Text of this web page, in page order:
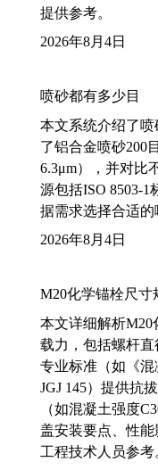
提供参考。
2026年8月4日
喷砂都有多少目
本文系统介绍了
了铝合金喷砂200
6.3μm），并对比
源包括ISO 8503-
据需求选择合适的
2026年8月4日
M20化学锚栓尺
本文详细解析M20
载力，包括螺杆
专业标准（如《混
JGJ 145）提供抗
（如混凝土强度
盖安装要点、性
工程技术人员参考